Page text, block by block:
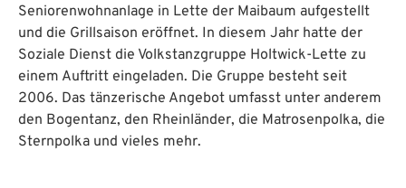
Seniorenwohnanlage in Lette der Maibaum aufgestellt
und die Grillsaison eröffnet. In diesem Jahr hatte der
Soziale Dienst die Volkstanzgruppe Holtwick-Lette zu
einem Auftritt eingeladen. Die Gruppe besteht seit
2006. Das tänzerische Angebot umfasst unter anderem
den Bogentanz, den Rheinländer, die Matrosenpolka, die
Sternpolka und vieles mehr.